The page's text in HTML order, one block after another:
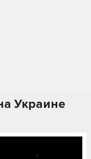
Украине